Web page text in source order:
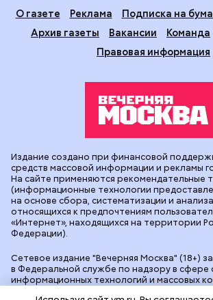
О газете Реклама
Подписка на
Архив газеты
Вакансии Команда
Правовая информация
Сетевое издание "Вечерняя Москва" (18+)
в Федеральной службе по надзору в сфере
информационных технологий и массовых
Издание создано при финансовой
средств массовой информации и рекламы
На сайте применяются рекомендательные
(информационные технологии
на основе сбора, систематизации и
относящихся к предпочтениям
«Интернет», находящихся на территории
Федерации).